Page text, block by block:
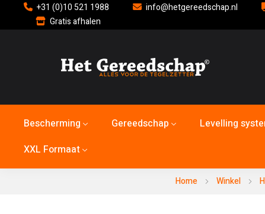
+31 (0)10 521 1988 info@hetgereedschap.nl
Gratis afhalen
Bescherming Gereedschap Levelling
XXL Formaat
Home Winkel